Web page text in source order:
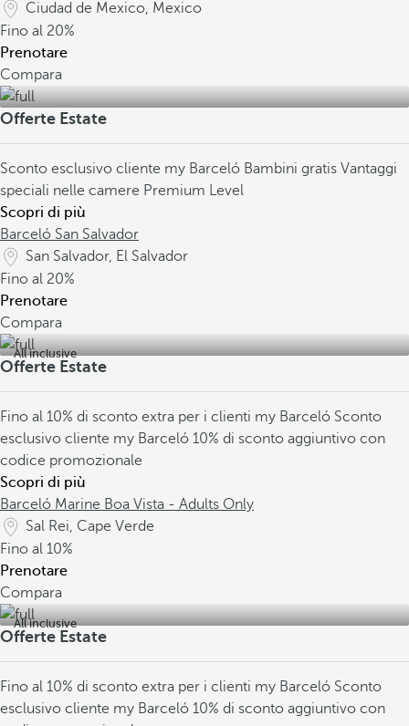
Ciudad de Mexico, Mexico
Fino al 20%
Prenotare
Compara
Offerte Estate
Sconto esclusivo cliente my Barceló Bambini gratis Vantaggi
speciali nelle camere Premium Level
Scopri di più
Barceló San Salvador
San Salvador, El Salvador
Fino al 20%
Prenotare
Compara
All inclusive
Offerte Estate
Fino al 10% di sconto extra per i clienti my Barceló Sconto
esclusivo cliente my Barceló 10% di sconto aggiuntivo con
codice promozionale
Scopri di più
Barceló Marine Boa Vista - Adults Only
Sal Rei, Cape Verde
Fino al 10%
Prenotare
Compara
All inclusive
Offerte Estate
Fino al 10% di sconto extra per i clienti my Barceló Sconto
esclusivo cliente my Barceló 10% di sconto aggiuntivo con